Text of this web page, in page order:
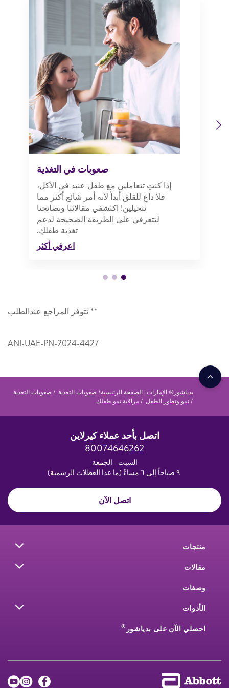
Previous
صعوبات في التغذية
إذا كنتِ تتعاملين مع طفل عنيد في الأكل،
فلا داعِ للقلق أبداً لأنه أمر شائع أكثر مما
تتخيلين! اكتشفي مقالاتنا ونصائحنا
لتتعرفي على الطريقة الصحيحة لدعم
تغذية طفلكِ.
اعرفي أكثر
** تتوفر المراجع عندالطلب
ANI-UAE-PN-2024-4427
بدياشور® الإمارات | الصفحة الرئيسية صعوبات التغذية
صعوبات التغذية
نمو وتطور الطفل
مراقبة نمو طفلك
اتصل بأحد عملاء كيرلاين
80074646262
السبت– الجمعة
اتصل الآن
منتجات
مقالات
وصفات
الأدوات
احصلي الآن على بدياشور ®